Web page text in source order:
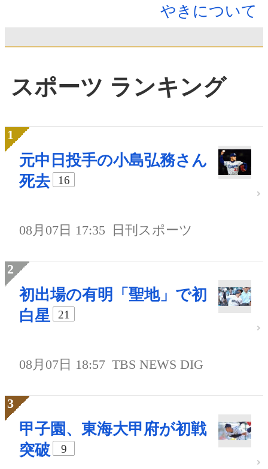
やきについて
スポーツ ランキング
元中日投手の小島弘務さん
死去
16
08月07日 17:35 日刊スポーツ
初出場の有明「聖地」で初
白星
21
08月07日 18:57 TBS NEWS DIG
甲子園、東海大甲府が初戦
突破
9